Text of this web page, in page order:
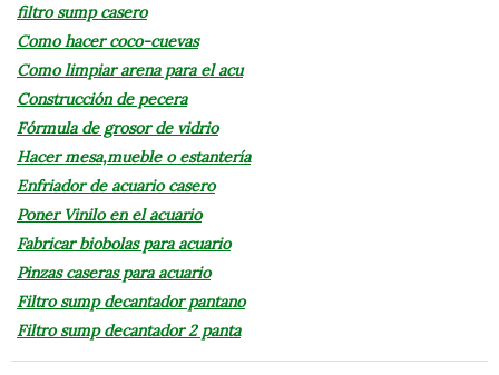
filtro sump casero
Como hacer coco-cuevas
Como limpiar arena para el acu
Construcción de pecera
Fórmula de grosor de vidrio
Hacer mesa,mueble o estantería
Enfriador de acuario casero
Poner Vinilo en el acuario
Fabricar biobolas para acuario
Pinzas caseras para acuario
Filtro sump decantador pantano
Filtro sump decantador 2 panta